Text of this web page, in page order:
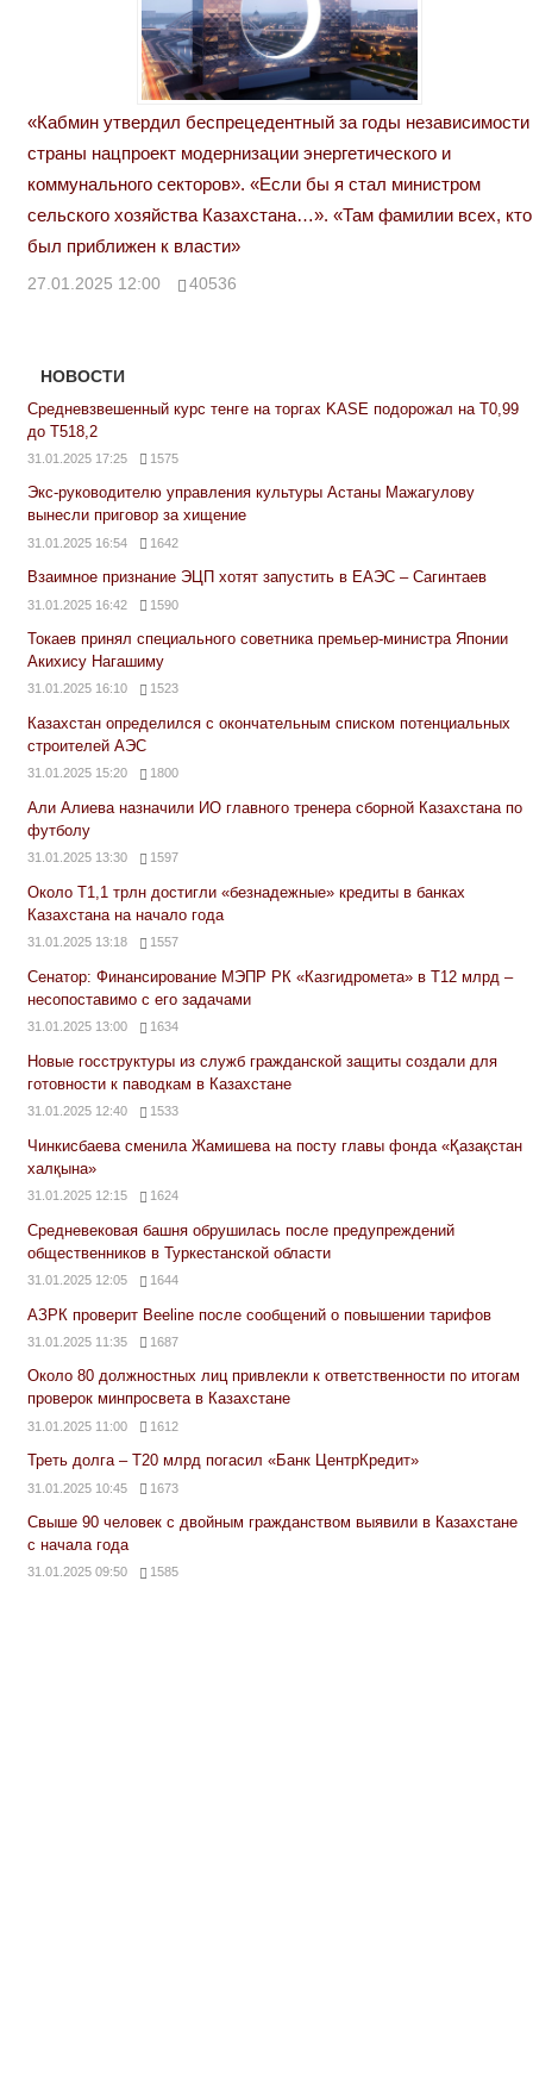
«Кабмин утвердил беспрецедентный за годы независимости
страны нацпроект модернизации энергетического и
коммунального секторов». «Если бы я стал министром
сельского хозяйства Казахстана…». «Там фамилии всех, кто
был приближен к власти»
27.01.2025 12:00 40536
НОВОСТИ
Средневзвешенный курс тенге на торгах KASE подорожал на Т0,99
до Т518,2
31.01.2025 17:25 1575
Экс-руководителю управления культуры Астаны Мажагулову
вынесли приговор за хищение
31.01.2025 16:54 1642
Взаимное признание ЭЦП хотят запустить в ЕАЭС – Сагинтаев
31.01.2025 16:42 1590
Токаев принял специального советника премьер-министра Японии
Акихису Нагашиму
31.01.2025 16:10 1523
Казахстан определился с окончательным списком потенциальных
строителей АЭС
31.01.2025 15:20 1800
Али Алиева назначили ИО главного тренера сборной Казахстана по
футболу
31.01.2025 13:30 1597
Около Т1,1 трлн достигли «безнадежные» кредиты в банках
Казахстана на начало года
31.01.2025 13:18 1557
Сенатор: Финансирование МЭПР РК «Казгидромета» в Т12 млрд –
несопоставимо с его задачами
31.01.2025 13:00 1634
Новые госструктуры из служб гражданской защиты создали для
готовности к паводкам в Казахстане
31.01.2025 12:40 1533
Чинкисбаева сменила Жамишева на посту главы фонда «Қазақстан
халқына»
31.01.2025 12:15 1624
Средневековая башня обрушилась после предупреждений
общественников в Туркестанской области
31.01.2025 12:05 1644
АЗРК проверит Beeline после сообщений о повышении тарифов
31.01.2025 11:35 1687
Около 80 должностных лиц привлекли к ответственности по итогам
проверок минпросвета в Казахстане
31.01.2025 11:00 1612
Треть долга – Т20 млрд погасил «Банк ЦентрКредит»
31.01.2025 10:45 1673
Свыше 90 человек с двойным гражданством выявили в Казахстане
с начала года
31.01.2025 09:50 1585